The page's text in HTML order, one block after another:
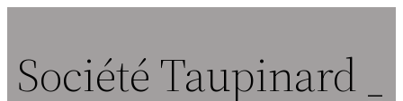
contenu
Société Taupinard